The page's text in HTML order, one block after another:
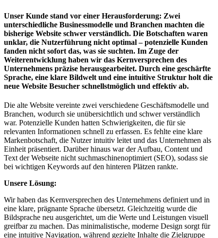
Unser Kunde stand vor einer Herausforderung: Zwei
unterschiedliche Businessmodelle und Branchen machten die
bisherige Website schwer verständlich. Die Botschaften waren
unklar, die Nutzerführung nicht optimal – potenzielle Kunden
fanden nicht sofort das, was sie suchten. Im Zuge der
Weiterentwicklung haben wir das Kernversprechen des
Unternehmens präzise herausgearbeitet. Durch eine geschärfte
Sprache, eine klare Bildwelt und eine intuitive Struktur holt die
neue Website Besucher schnellstmöglich und effektiv ab.
Die alte Website vereinte zwei verschiedene Geschäftsmodelle und
Branchen, wodurch sie unübersichtlich und schwer verständlich
war. Potenzielle Kunden hatten Schwierigkeiten, die für sie
relevanten Informationen schnell zu erfassen. Es fehlte eine klare
Markenbotschaft, die Nutzer intuitiv leitet und das Unternehmen als
Einheit präsentiert. Darüber hinaus war der Aufbau, Content und
Text der Webseite nicht suchmaschinenoptimiert (SEO), sodass sie
bei wichtigen Keywords auf den hinteren Plätzen rankte.
Unsere Lösung:
Wir haben das Kernversprechen des Unternehmens definiert und in
eine klare, prägnante Sprache übersetzt. Gleichzeitig wurde die
Bildsprache neu ausgerichtet, um die Werte und Leistungen visuell
greifbar zu machen. Das minimalistische, moderne Design sorgt für
eine intuitive Navigation, während gezielte Inhalte die Zielgruppe